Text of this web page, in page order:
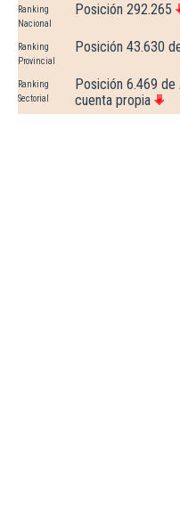
Ranking
Nacional
Posición 292.265
Ranking
Provincial
Posición 43.630
Ranking
Sectorial
Posición 6.469
cuenta propia